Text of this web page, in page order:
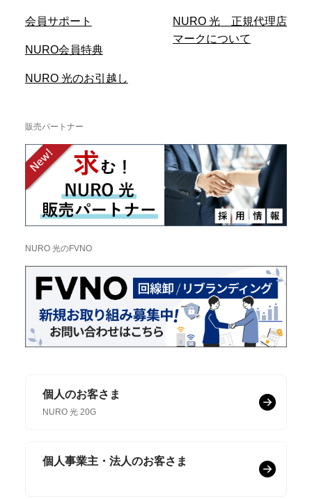
会員サポート
NURO会員特典
NURO 光のお引越し
NURO 光 正規代理店
マークについて
販売パートナー
NURO 光のFVNO
個人のお客さま
NURO 光 20G
個人事業主・法人のお客さま